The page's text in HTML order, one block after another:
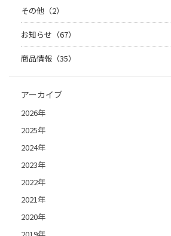
その他（2）
お知らせ（67）
商品情報（35）
アーカイブ
2026年
2025年
2024年
2023年
2022年
2021年
2020年